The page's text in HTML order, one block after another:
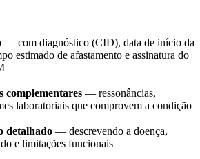
— com diagnóstico (CID), data de início da
estimado de afastamento e assinatura do
complementares — ressonâncias,
laboratoriais que comprovem a condição
detalhado — descrevendo a doença,
e limitações funcionais